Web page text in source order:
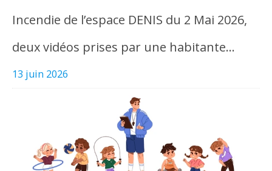
Incendie de l’espace DENIS du 2 Mai 2026,
deux vidéos prises par une habitante…
13 juin 2026